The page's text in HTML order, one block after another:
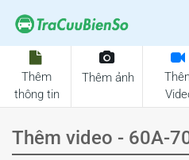
Thêm
thông tin
Thêm ảnh
Thêm video - 60A-